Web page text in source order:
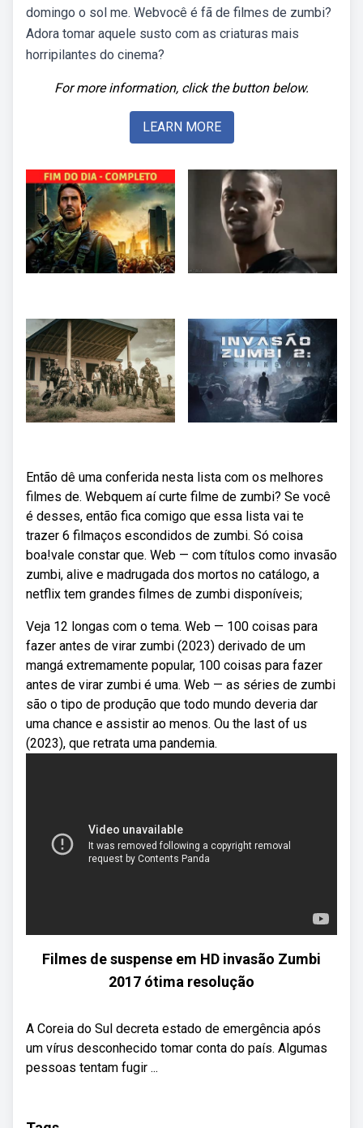
domingo o sol me. Webvocê é fã de filmes de zumbi?
Adora tomar aquele susto com as criaturas mais
horripilantes do cinema?
For more information, click the button below.
LEARN MORE
Então dê uma conferida nesta lista com os melhores
filmes de. Webquem aí curte filme de zumbi? Se você
é desses, então fica comigo que essa lista vai te
trazer 6 filmaços escondidos de zumbi. Só coisa
boa!vale constar que. Web — com títulos como invasão
zumbi, alive e madrugada dos mortos no catálogo, a
netflix tem grandes filmes de zumbi disponíveis;
Veja 12 longas com o tema. Web — 100 coisas para
fazer antes de virar zumbi (2023) derivado de um
mangá extremamente popular, 100 coisas para fazer
antes de virar zumbi é uma. Web — as séries de zumbi
são o tipo de produção que todo mundo deveria dar
uma chance e assistir ao menos. Ou the last of us
(2023), que retrata uma pandemia.
Filmes de suspense em HD invasão Zumbi
2017 ótima resolução
A Coreia do Sul decreta estado de emergência após
um vírus desconhecido tomar conta do país. Algumas
pessoas tentam fugir ...